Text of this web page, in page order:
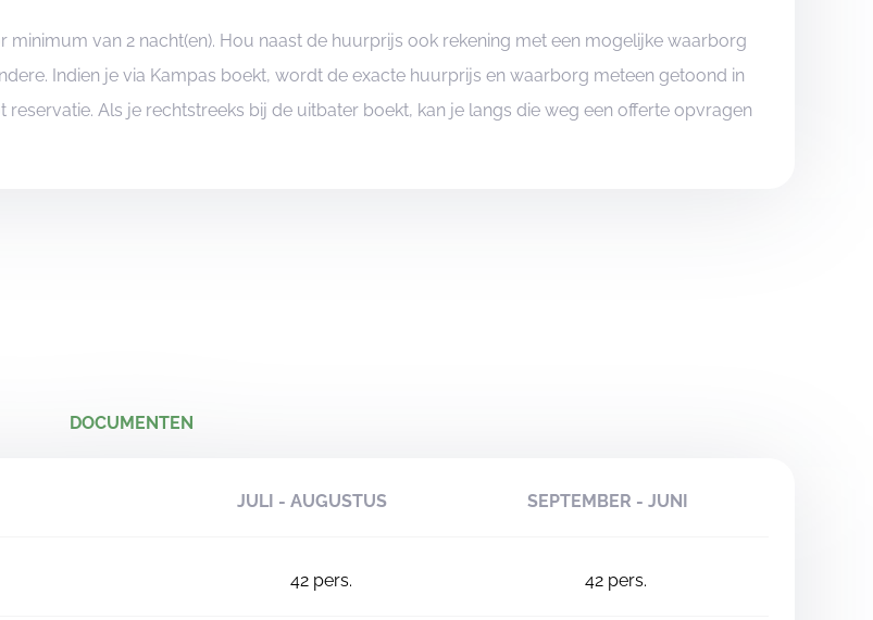
van 2 nacht(en). Hou naast de huurprijs ook rekening met een mogelijke waarborg
Indien je via Kampas boekt, wordt de exacte huurprijs en waarborg meteen getoond in
Als je rechtstreeks bij de uitbater boekt, kan je langs die weg een offerte opvragen
DOCUMENTEN
JULI - AUGUSTUS SEPTEMBER - JUNI
42pers. 42 pers.